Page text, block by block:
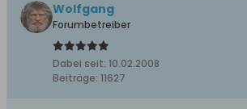
Wolfgang
Forumbetreiber
Dabei seit: 10.02.2008
Beiträge: 11627